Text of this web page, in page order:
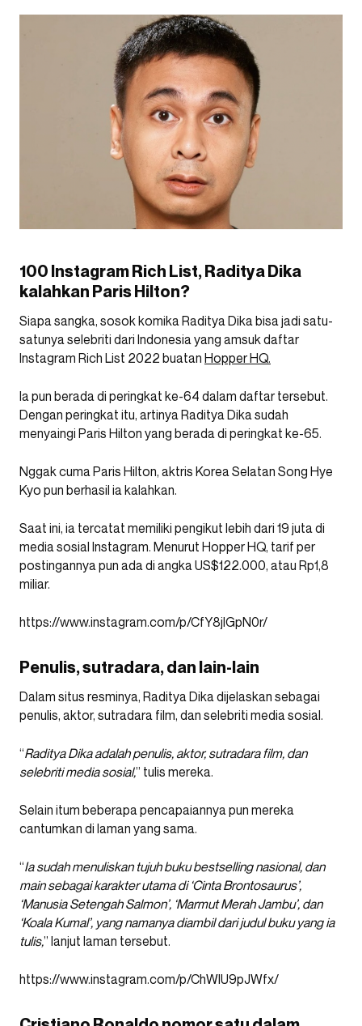
100 Instagram Rich List, Raditya Dika
kalahkan Paris Hilton?
Siapa sangka, sosok komika Raditya Dika bisa jadi satu-
satunya selebriti dari Indonesia yang amsuk daftar
Instagram Rich List 2022 buatan Hopper HQ.
Ia pun berada di peringkat ke-64 dalam daftar tersebut.
Dengan peringkat itu, artinya Raditya Dika sudah
menyaingi Paris Hilton yang berada di peringkat ke-65.
Nggak cuma Paris Hilton, aktris Korea Selatan Song Hye
Kyo pun berhasil ia kalahkan.
Saat ini, ia tercatat memiliki pengikut lebih dari 19 juta di
media sosial Instagram. Menurut Hopper HQ, tarif per
postingannya pun ada di angka US$122.000, atau Rp1,8
miliar.
https://www.instagram.com/p/CfY8jlGpN0r/
Penulis, sutradara, dan lain-lain
Dalam situs resminya, Raditya Dika dijelaskan sebagai
penulis, aktor, sutradara film, dan selebriti media sosial.
“Raditya Dika adalah penulis, aktor, sutradara film, dan
selebriti media sosial,” tulis mereka.
Selain itum beberapa pencapaiannya pun mereka
cantumkan di laman yang sama.
“Ia sudah menuliskan tujuh buku bestselling nasional, dan
main sebagai karakter utama di ‘Cinta Brontosaurus’,
‘Manusia Setengah Salmon’, ‘Marmut Merah Jambu’, dan
‘Koala Kumal’, yang namanya diambil dari judul buku yang ia
tulis,” lanjut laman tersebut.
https://www.instagram.com/p/ChWIU9pJWfx/